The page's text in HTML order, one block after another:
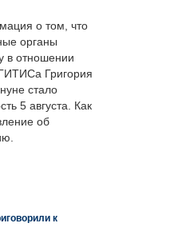
о том, что
органы
в отношении
Григория
стало
5 августа. Как
об
к